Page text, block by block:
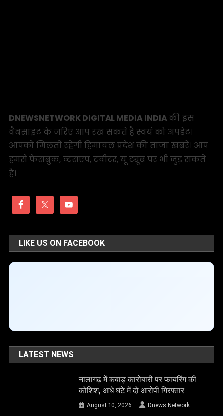
DNEWSNETWORK DIGITAL MEDIA INDIAकी इस
वैबसाइट के जरिए आप रख सकते है स्वयं को अपडेट।
आपको मिलती रहेगी हिमाचल प्रदेश की ताजा खबरें। आप
हमसे फेसबुक, व्टसएप, टवीटर, यू ट्यूब पर भी जुड़ सकते
है।
LIKE US ON FACEBOOK
LATEST NEWS
नालागढ़ में कबाड़ कारोबारी पर फायरिंग की
कोशिश, आधे घंटे में दो आरोपी गिरफ्तार
August 10, 2026 Dnews Network